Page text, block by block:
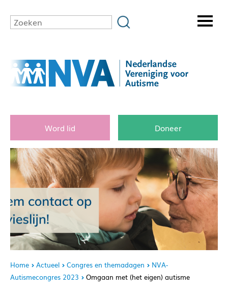
Word lid Doneer
Home Actueel Congres en themadagen
NVA-
Autismecongres 2023
Omgaan met (het eigen) autisme